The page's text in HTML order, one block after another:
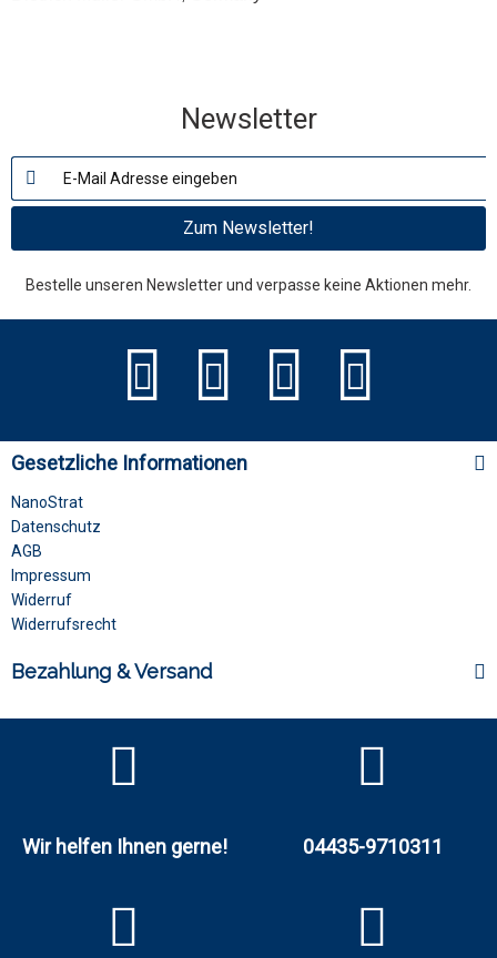
Newsletter
Zum Newsletter!
Bestelle unseren Newsletter und verpasse keine Aktionen mehr.
Gesetzliche Informationen
NanoStrat
Datenschutz
AGB
Impressum
Widerruf
Widerrufsrecht
Bezahlung & Versand
Wir helfen Ihnen gerne! 04435-9710311